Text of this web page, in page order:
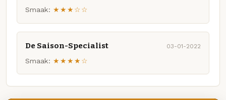
Smaak: ★★★☆☆
De Saison-Specialist 03-01-2022
Smaak: ★★★★☆